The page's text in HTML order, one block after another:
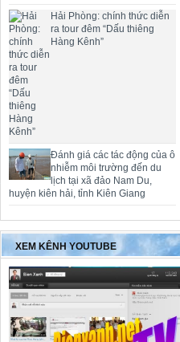
Hải Phòng: chính thức diễn
ra tour đêm “Dấu thiêng
Hàng Kênh”
Đánh giá các tác động của ô
nhiễm môi trường đến du
lịch tại xã đảo Nam Du,
huyện kiên hải, tỉnh Kiên Giang
XEM KÊNH YOUTUBE